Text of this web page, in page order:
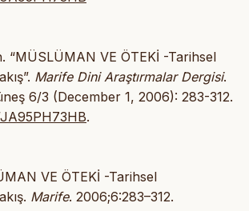
“MÜSLÜMAN VE ÖTEKİ -Tarihsel
Marife Dini Araştırmalar Dergisi.
6/3 (December 1, 2006): 283-312.
.
VE ÖTEKİ -Tarihsel
Marife. 2006;6:283–312.